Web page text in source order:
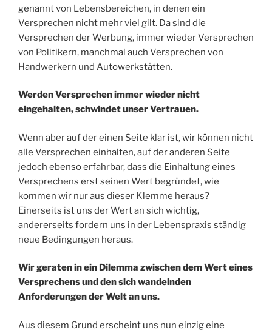
genannt von Lebensbereichen, in denen ein
Versprechen nicht mehr viel gilt. Da sind die
Versprechen der Werbung, immer wieder Versprechen
von Politikern, manchmal auch Versprechen von
Handwerkern und Autowerkstätten.
Werden Versprechen immer wieder nicht
eingehalten, schwindet unser Vertrauen.
Wenn aber auf der einen Seite klar ist, wir können nicht
alle Versprechen einhalten, auf der anderen Seite
jedoch ebenso erfahrbar, dass die Einhaltung eines
Versprechens erst seinen Wert begründet, wie
kommen wir nur aus dieser Klemme heraus?
Einerseits ist uns der Wert an sich wichtig,
andererseits fordern uns in der Lebenspraxis ständig
neue Bedingungen heraus.
Wir geraten in ein Dilemma zwischen dem Wert eines
Versprechens und den sich wandelnden
Anforderungen der Welt an uns.
Aus diesem Grund erscheint uns nun einzig eine